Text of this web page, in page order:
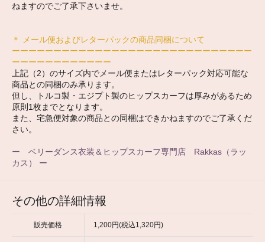
ねますのでご了承下さいませ。
＊ メール便およびレターパックの商品同梱について
ーーーーーーーーーーーーーーーーーーーーーーーーーーーーー
ーーーーーーーーーーーー
上記（2）のサイズ内でメール便またはレターパック対応可能な
商品との同梱のみ承ります。
但し、トルコ製・エジプト製のヒップスカーフは厚みがあるため
原則1枚までとなります。
また、宅急便対象の商品との同梱はできかねますのでご了承くだ
さい。
ー ベリーダンス衣装＆ヒップスカーフ専門店 Rakkas（ラッ
カス） ー
その他の詳細情報
販売価格 1,200円(税込1,320円)